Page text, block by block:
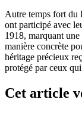
Autre temps fort du
ont participé avec
1918, marquant
manière concrète
héritage précieux
protégé par ceux
Cet article